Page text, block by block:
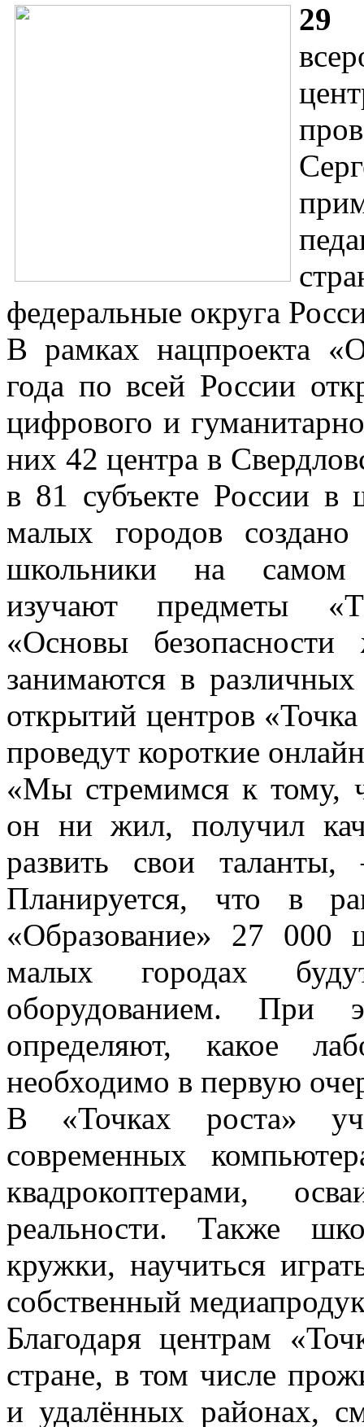
29
федеральные округа
В рамках нацпроекта
года по всей России
цифрового и
них 42 центра в
в 81 субъекте России в
малых городов
школьники на самом
изучают предметы
«Основы безопасности
занимаются в
открытий центров
проведут короткие
«Мы стремимся к тому,
он ни жил, получил
развить свои
Планируется, что в
«Образование» 27 000
малых городах
оборудованием. При
определяют, какое
необходимо в первую
В «Точках роста»
современных
квадрокоптерами,
реальности. Также
кружки, научиться
собственный
Благодаря центрам
стране, в том числе
и удалённых районах,